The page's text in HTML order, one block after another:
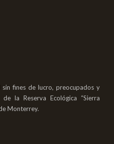
sin fines de lucro, preocupados y
la Reserva Ecológica “Sierra
Monterrey.